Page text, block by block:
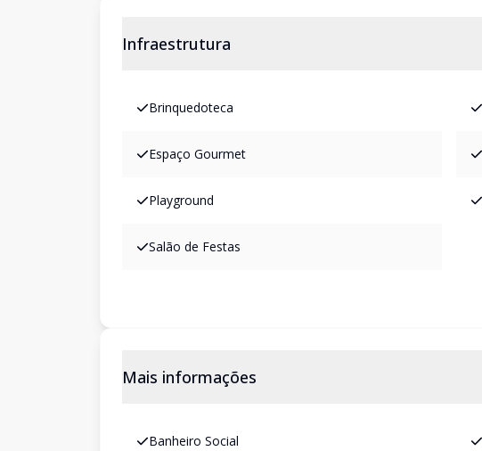
Infraestrutura
Brinquedoteca
Espaço Gourmet
Playground
Salão de Festas
Mais informações
Banheiro Social